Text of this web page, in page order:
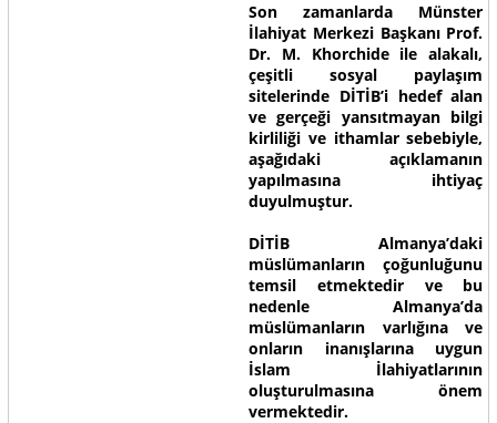
Son zamanlarda Münster
İlahiyat Merkezi Başkanı Prof.
Dr. M. Khorchide ile alakalı,
çeşitli sosyal paylaşım
sitelerinde DİTİB’i hedef alan
ve gerçeği yansıtmayan bilgi
kirliliği ve ithamlar sebebiyle,
aşağıdaki açıklamanın
yapılmasına ihtiyaç
duyulmuştur.
DİTİB Almanya’daki
müslümanların çoğunluğunu
temsil etmektedir ve bu
nedenle Almanya’da
müslümanların varlığına ve
onların inanışlarına uygun
İslam İlahiyatlarının
oluşturulmasına önem
vermektedir.